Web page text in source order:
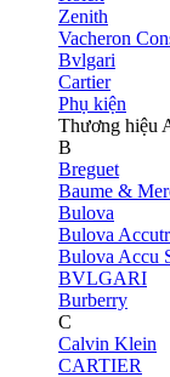
Zenith
Vacheron
Bvlgari
Cartier
Phụ kiện
Thương hiệu
B
Breguet
Baume &
Bulova
Bulova
Bulova Accu
BVLGARI
Burberry
C
Calvin Klein
CARTIER